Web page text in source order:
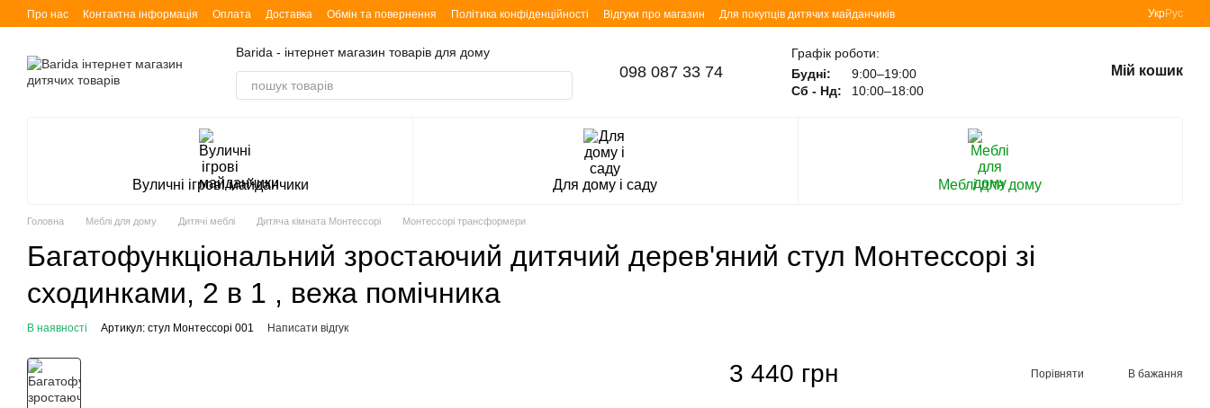
Перейти до основного контенту
Про нас Контактна інформація Оплата Доставка Обмін та повернення Політика конфіденційності Відгуки про магазин Для покупців дитячих майданчиків УкрРус
Barida - інтернет магазин товарів для дому
098 087 33 74
Графік роботи:
Будні:
9:00–19:00
Сб - Нд:
10:00–18:00
Мій кошик
Вуличні ігрові майданчики Для дому і саду Меблі для дому
Головна Меблі для дому Дитячі меблі Дитяча кімната Монтессорі Монтессорі трансформери
Багатофункціональний зростаючий дитячий дерев'яний стул Монтессорі зі
сходинками, 2 в 1 , вежа помічника
В наявності Артикул: стул Монтессорі 001 Написати відгук
3 440 грн Порівняти В бажання